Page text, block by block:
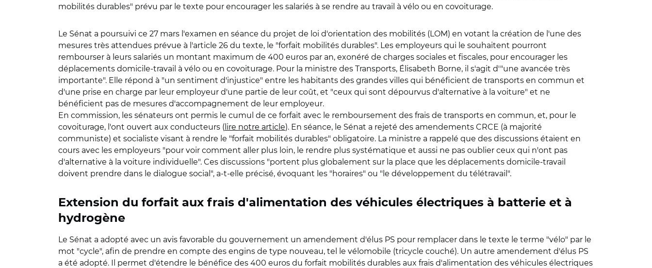
mobilités durables" prévu par le texte pour encourager les salariés à se rendre au travail à vélo ou en covoiturage.
Le Sénat a poursuivi ce 27 mars l'examen en séance du projet de loi d'orientation des mobilités (LOM) en votant la création de l'une des
mesures très attendues prévue à l'article 26 du texte, le "forfait mobilités durables". Les employeurs qui le souhaitent pourront
rembourser à leurs salariés un montant maximum de 400 euros par an, exonéré de charges sociales et fiscales, pour encourager les
déplacements domicile-travail à vélo ou en covoiturage. Pour la ministre des Transports, Élisabeth Borne, il s'agit d'"une avancée très
importante". Elle répond à "un sentiment d'injustice" entre les habitants des grandes villes qui bénéficient de transports en commun et
d'une prise en charge par leur employeur d'une partie de leur coût, et "ceux qui sont dépourvus d'alternative à la voiture" et ne
bénéficient pas de mesures d'accompagnement de leur employeur.
En commission, les sénateurs ont permis le cumul de ce forfait avec le remboursement des frais de transports en commun, et, pour le
covoiturage, l'ont ouvert aux conducteurs ( lire notre article). En séance, le Sénat a rejeté des amendements CRCE (à majorité
communiste) et socialiste visant à rendre le "forfait mobilités durables" obligatoire. La ministre a rappelé que des discussions étaient en
cours avec les employeurs "pour voir comment aller plus loin, le rendre plus systématique et aussi ne pas oublier ceux qui n'ont pas
d'alternative à la voiture individuelle". Ces discussions "portent plus globalement sur la place que les déplacements domicile-travail
doivent prendre dans le dialogue social", a-t-elle précisé, évoquant les "horaires" ou "le développement du télétravail".
Extension du forfait aux frais d'alimentation des véhicules électriques à batterie et à
hydrogène
Le Sénat a adopté avec un avis favorable du gouvernement un amendement d'élus PS pour remplacer dans le texte le terme "vélo" par le
mot "cycle", afin de prendre en compte des engins de type nouveau, tel le vélomobile (tricycle couché). Un autre amendement d'élus PS
a été adopté. Il permet d'étendre le bénéfice des 400 euros du forfait mobilités durables aux frais d'alimentation des véhicules électriques